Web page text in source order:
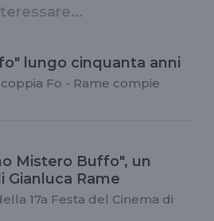
lungo cinquanta anni
compie
Mistero Buffo", un
Rame
17a Festa del Cinema di